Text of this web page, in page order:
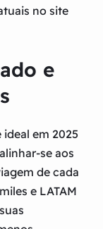
no site
e
em 2025
se aos
de cada
e LATAM